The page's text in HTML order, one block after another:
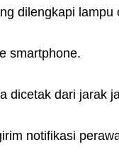
dilengkapi lampu
smartphone.
dicetak dari jarak
notifikasi